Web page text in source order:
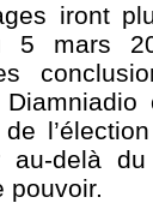
iront
5 mars
au-delà
pouvoir.